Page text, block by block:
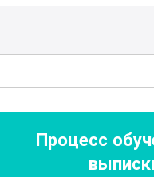
безопасности
освоят методы
пожаров и
ситуаций на
Процесс